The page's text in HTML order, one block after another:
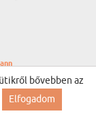
bővebben az
Elfogadom